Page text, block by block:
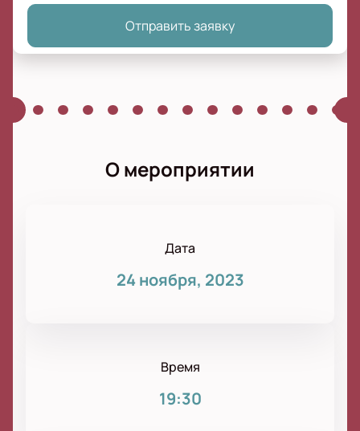
Отправить заявку
О мероприятии
Дата
24 ноября, 2023
Время
19:30